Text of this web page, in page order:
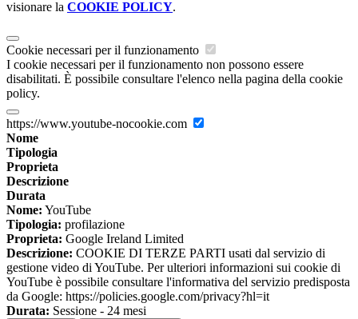
visionare la COOKIE POLICY.
Cookie necessari per il funzionamento
I cookie necessari per il funzionamento non possono essere
disabilitati. È possibile consultare l'elenco nella pagina della cookie
policy.
https://www.youtube-nocookie.com
Nome
Tipologia
Proprieta
Descrizione
Durata
Nome: YouTube
Tipologia: profilazione
Proprieta: Google Ireland Limited
Descrizione: COOKIE DI TERZE PARTI usati dal servizio di
gestione video di YouTube. Per ulteriori informazioni sui cookie di
YouTube è possibile consultare l'informativa del servizio predisposta
da Google: https://policies.google.com/privacy?hl=it
Durata: Sessione - 24 mesi